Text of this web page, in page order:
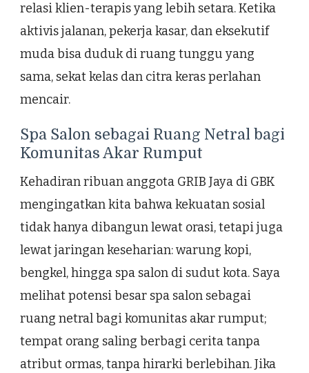
relasi klien-terapis yang lebih setara. Ketika
aktivis jalanan, pekerja kasar, dan eksekutif
muda bisa duduk di ruang tunggu yang
sama, sekat kelas dan citra keras perlahan
mencair.
Spa Salon sebagai Ruang Netral bagi
Komunitas Akar Rumput
Kehadiran ribuan anggota GRIB Jaya di GBK
mengingatkan kita bahwa kekuatan sosial
tidak hanya dibangun lewat orasi, tetapi juga
lewat jaringan keseharian: warung kopi,
bengkel, hingga spa salon di sudut kota. Saya
melihat potensi besar spa salon sebagai
ruang netral bagi komunitas akar rumput;
tempat orang saling berbagi cerita tanpa
atribut ormas, tanpa hirarki berlebihan. Jika